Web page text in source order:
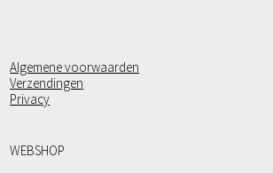
Algemene voorwaarden
Verzendingen
Privacy
WEBSHOP